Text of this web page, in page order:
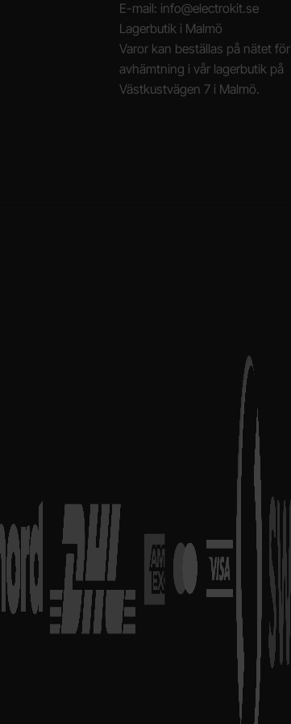
E-mail: info@electrokit.se
Lagerbutik i Malmö
Varor kan beställas på nätet för
avhämtning i vår lagerbutik på
Västkustvägen 7 i Malmö.